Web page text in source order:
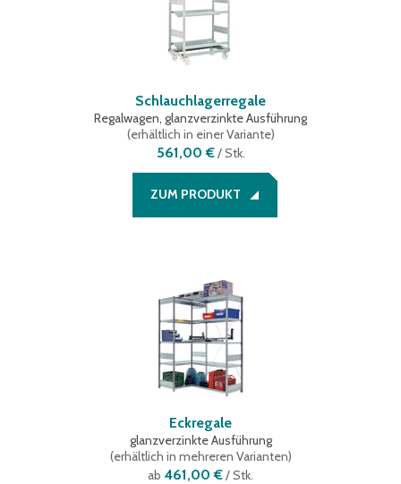
Schlauchlagerregale
Regalwagen, glanzverzinkte Ausführung
(erhältlich in einer Variante)
561,00 €/Stk.
ZUM PRODUKT
Eckregale
glanzverzinkte Ausführung
(erhältlich in mehreren Varianten)
ab 461,00 €/ Stk.